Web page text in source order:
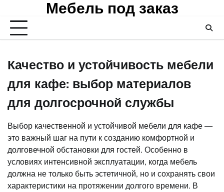
content
Мебель под заказ
Качество и устойчивость мебели
для кафе: выбор материалов
для долгосрочной службы
Выбор качественной и устойчивой мебели для кафе —
это важный шаг на пути к созданию комфортной и
долговечной обстановки для гостей. Особенно в
условиях интенсивной эксплуатации, когда мебель
должна не только быть эстетичной, но и сохранять свои
характеристики на протяжении долгого времени. В